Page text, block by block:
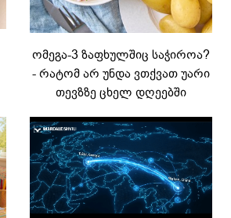
ომეგა-3 ზაფხულშიც საჭიროა?
- რატომ არ უნდა ვთქვათ უარი
თევზზე ცხელ დღეებში